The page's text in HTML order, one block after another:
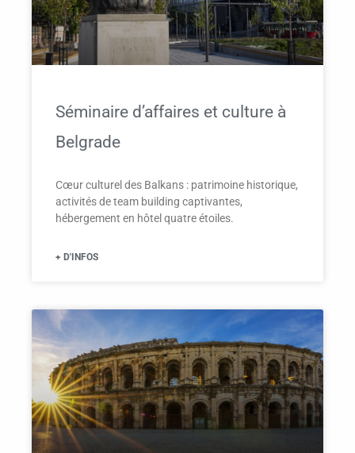
Séminaire d’affaires et culture à
Belgrade
Cœur culturel des Balkans : patrimoine historique,
activités de team building captivantes,
hébergement en hôtel quatre étoiles.
+ D'INFOS